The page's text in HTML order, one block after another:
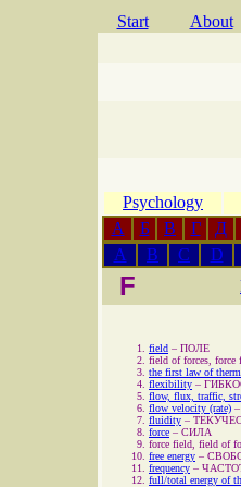
Start About
Psychology
А
Б В Г Д
A
B C D
F
field – ПОЛЕ
field of forces, force
the first law of
flexibility –
flow, flux, traffic,
flow velocity (rate) –
fluidity –
force – СИЛА
force field, field of
free energy –
frequency –
full/total energy of